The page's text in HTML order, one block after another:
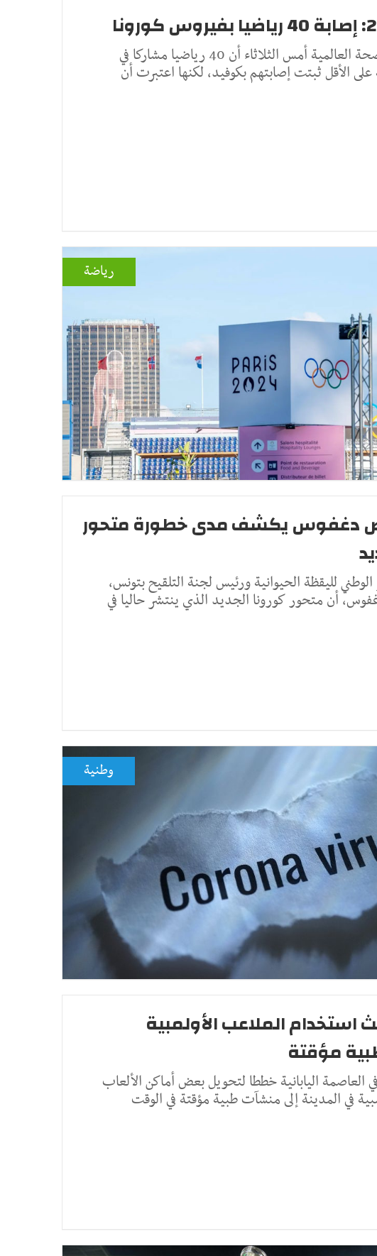
أعلنت منظمة الصحة العالمية أمس الثلاثاء أن 40 رياضيا مشاركا في
على الأقل ثبتت إصابتهم بكوفيد، لكنها اعتبرت أن
رياضة
دغفوس يكشف مدى خطورة متحور
لليقظة الحيوانية ورئيس لجنة التلقيح بتونس،
أن متحور كورونا الجديد الذي ينتشر حاليا في
وطنية
الملاعب الأولمبية
مؤقتة
اليابانية خططا لتحويل بعض أماكن الألعاب
في المدينة إلى منشآت طبية مؤقتة في الوقت